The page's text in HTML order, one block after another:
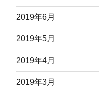
2019年6月
2019年5月
2019年4月
2019年3月